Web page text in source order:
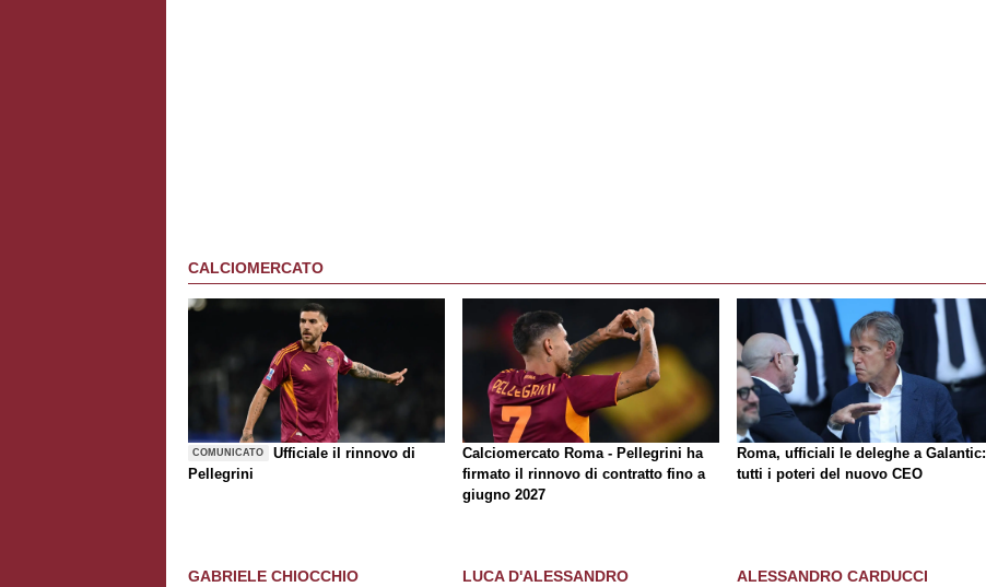
CALCIOMERCATO
COMUNICATO
Ufficiale il rinnovo di
Pellegrini
Calciomercato Roma - Pellegrini ha
firmato il rinnovo di contratto fino a
giugno 2027
Roma, ufficiali le deleghe a Galantic:
tutti i poteri del nuovo CEO
GABRIELE CHIOCCHIO LUCA D'ALESSANDRO ALESSANDRO CARDUCCI